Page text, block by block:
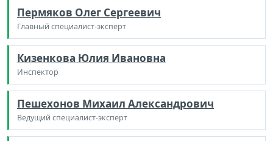
Пермяков Олег Сергеевич
Главный специалист-эксперт
Кизенкова Юлия Ивановна
Инспектор
Пешехонов Михаил Александрович
Ведущий специалист-эксперт